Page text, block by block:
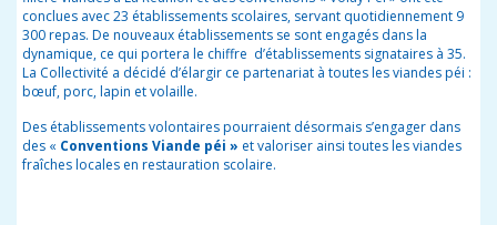
conclues avec 23 établissements scolaires, servant quotidiennement 9
300 repas. De nouveaux établissements se sont engagés dans la
dynamique, ce qui portera le chiffre d’établissements signataires à 35.
La Collectivité a décidé d’élargir ce partenariat à toutes les viandes péi :
bœuf, porc, lapin et volaille.
Des établissements volontaires pourraient désormais s’engager dans
des « Conventions Viande péi » et valoriser ainsi toutes les viandes
fraîches locales en restauration scolaire.